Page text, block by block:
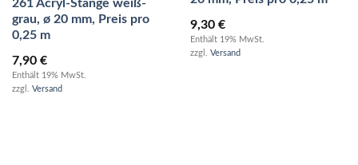
261 Acryl-Stange weiß-
grau, ø 20 mm, Preis pro
0,25 m
7,90 €
Enthält 19% MwSt.
zzgl. Versand
9,30 €
Enthält 19% MwSt.
zzgl. Versand